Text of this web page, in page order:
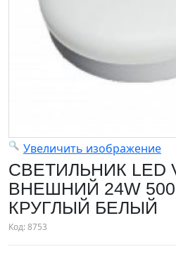
Увеличить изображение
СВЕТИЛЬНИК LED
ВНЕШНИЙ 24W
КРУГЛЫЙ БЕЛЫЙ
Код:8753